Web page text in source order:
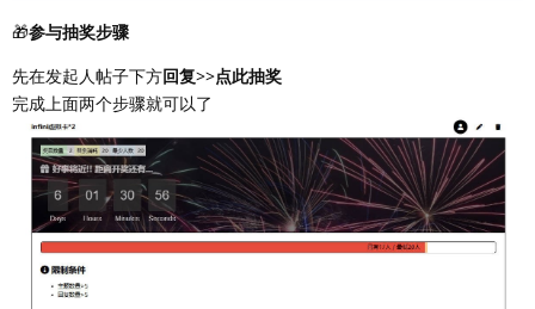
🎁参与抽奖步骤
先在发起人帖子下方回复>>点此抽奖
完成上面两个步骤就可以了